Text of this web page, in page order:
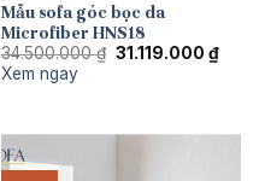
Mẫu sofa góc bọc da
Microfiber HNS18
34.500.000₫ Giá
31.119.000 ₫Giá
hiện
Xem ngay